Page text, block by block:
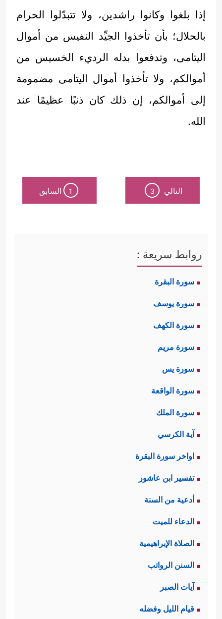
إذا بلغوا وكانوا راشدين، ولا تتبدّلوا الحرام
بالحلال؛ بأن تأخذوا الجيِّد النفيس من أموال
اليتامى، وتدفعوا بدله الرديء الخسيس من
أموالكم، ولا تأخذوا أموال اليتامى مضمومة
إلى أموالكم، إن ذلك كان ذنبًا عظيمًا عند
الله.
التالي 3
1 السابق
روابط سريعة :
سورة البقرة
سورة يوسف
سورة الكهف
سورة مريم
سورة يس
سورة الواقعة
سورة الملك
آية الكرسي
اواخر سورة البقرة
تفسير ابن عاشور
أدعية من السنة
الدعاء للميت
الصلاة الإبراهيمية
السنن الرواتب
آيات الصبر
قيام الليل وفضله